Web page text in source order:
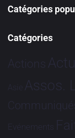
Catégories
Catégories
Actions
Asie Assos.
Evénements